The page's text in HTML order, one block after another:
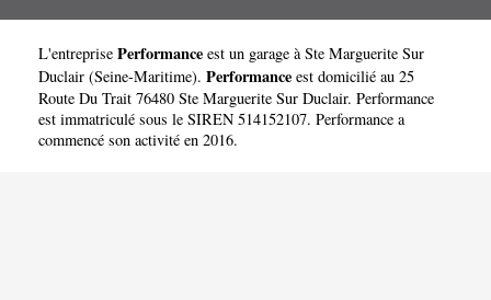
L'entreprise Performance est un garage à Ste Marguerite Sur
Duclair (Seine-Maritime). Performance est domicilié au 25
Route Du Trait 76480 Ste Marguerite Sur Duclair. Performance
est immatriculé sous le SIREN 514152107. Performance a
commencé son activité en 2016.